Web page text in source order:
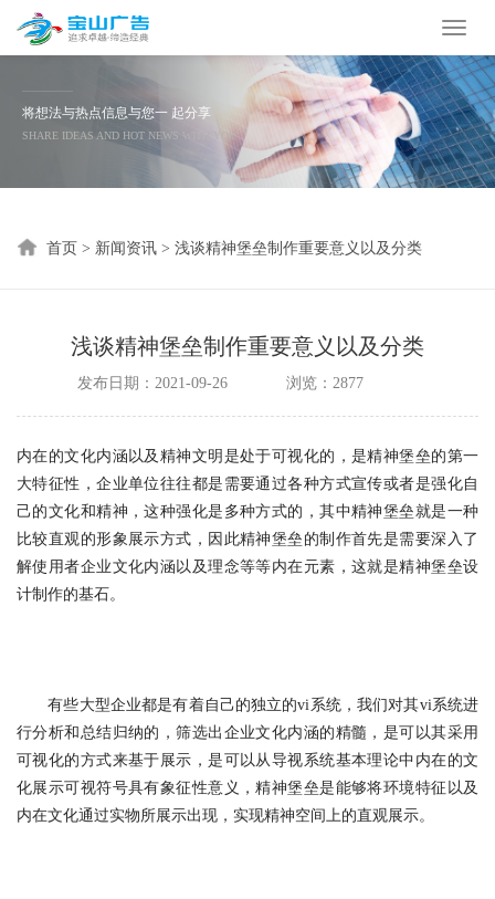
Toggle
将想法与热点信息与您一 起分享
SHARE IDEAS AND HOT NEWS WITH YOU
首页 > 新闻资讯 > 浅谈精神堡垒制作重要意义以及分类
浅谈精神堡垒制作重要意义以及分类
发布日期：2021-09-26 浏览：2877
内在的文化内涵以及精神文明是处于可视化的，是精神堡垒的第一
大特征性，企业单位往往都是需要通过各种方式宣传或者是强化自
己的文化和精神，这种强化是多种方式的，其中精神堡垒就是一种
比较直观的形象展示方式，因此精神堡垒的制作首先是需要深入了
解使用者企业文化内涵以及理念等等内在元素，这就是精神堡垒设
计制作的基石。
有些大型企业都是有着自己的独立的vi系统，我们对其vi系统进
行分析和总结归纳的，筛选出企业文化内涵的精髓，是可以其采用
可视化的方式来基于展示，是可以从导视系统基本理论中内在的文
化展示可视符号具有象征性意义，精神堡垒是能够将环境特征以及
内在文化通过实物所展示出现，实现精神空间上的直观展示。